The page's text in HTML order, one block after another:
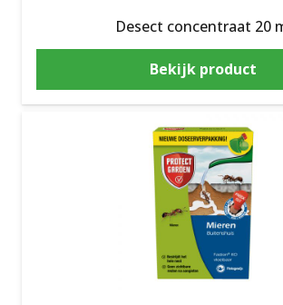
Desect concentraat 20
Bekijk product